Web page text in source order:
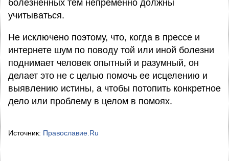
болезненных тем непременно должны
учитываться.
Не исключено поэтому, что, когда в прессе и
интернете шум по поводу той или иной болезни
поднимает человек опытный и разумный, он
делает это не с целью помочь ее исцелению и
выявлению истины, а чтобы потопить конкретное
дело или проблему в целом в помоях.
Источник: Православие.Ru